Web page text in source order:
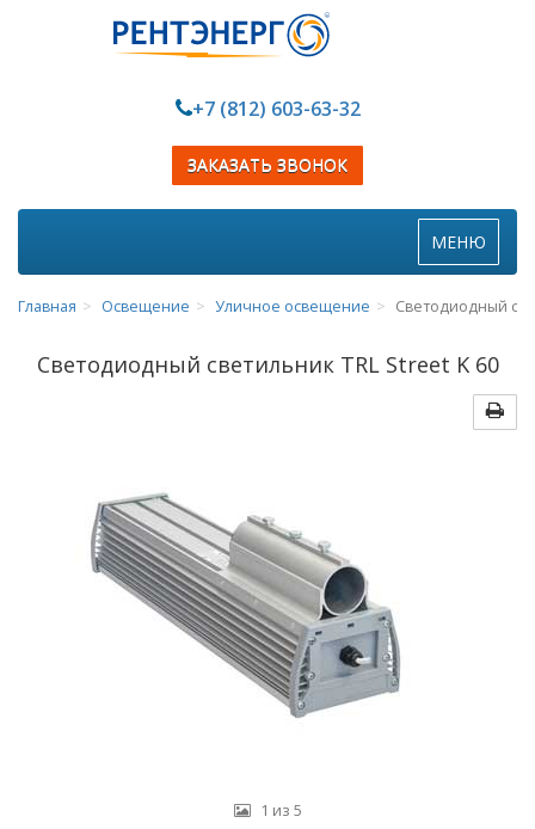
+7 (812) 603-63-32
ЗАКАЗАТЬ ЗВОНОК
Toggle
navigation
МЕНЮ
Главная Освещение Уличное освещение Светодиодный
Светодиодный светильник TRL Street K 60
1 из 5